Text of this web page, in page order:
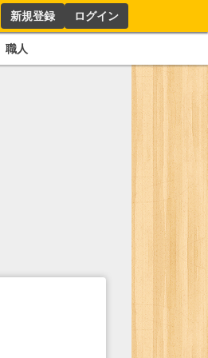
新規登録 ログイン
職人